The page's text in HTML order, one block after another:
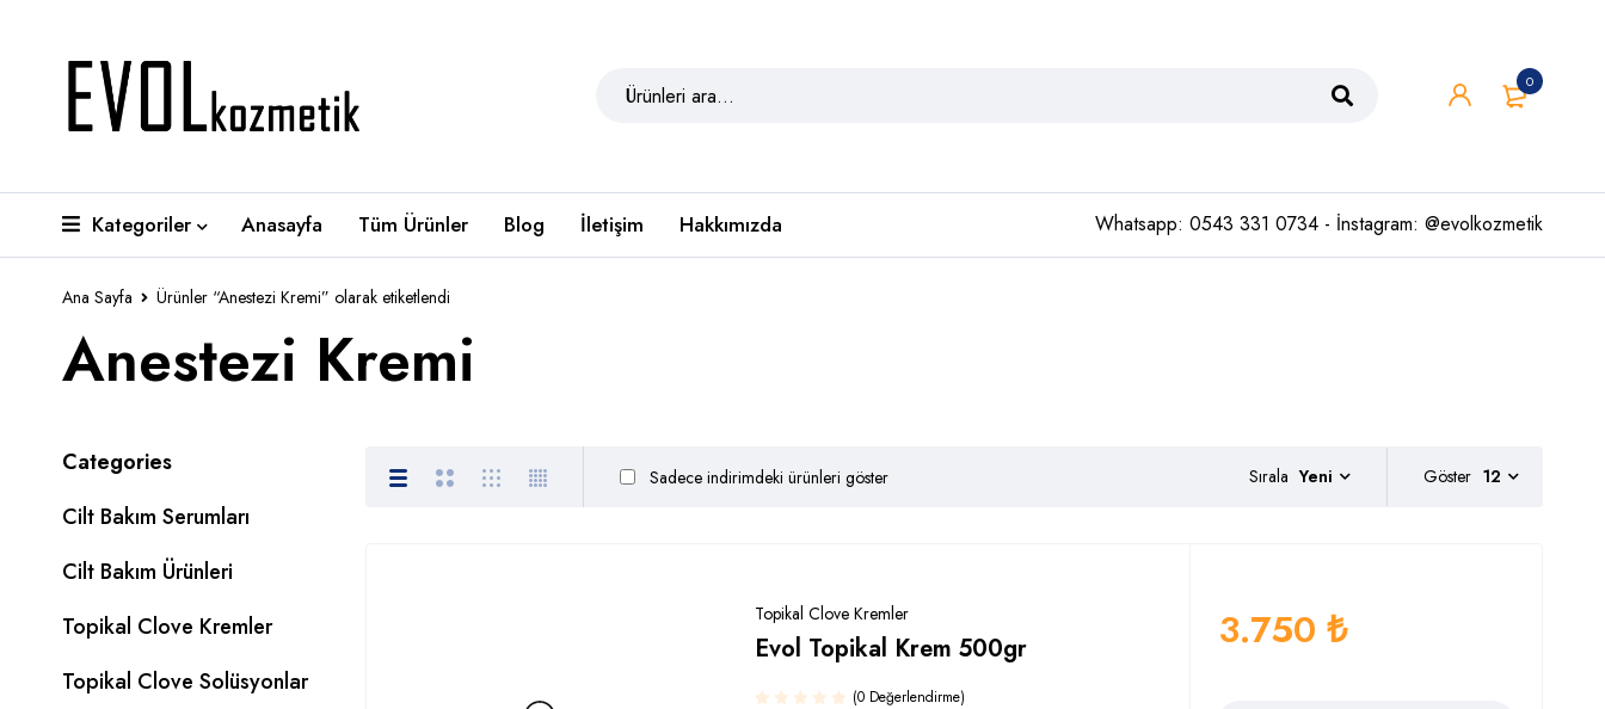
0
Kategoriler Anasayfa Tüm Ürünler Blog İletişim Hakkımızda Whatsapp: 0543 331 0734 - İnstagram: @evolkozmetik
Ana Sayfa Ürünler “Anestezi Kremi” olarak etiketlendi
Anestezi Kremi
Categories
Cilt Bakım Serumları
Cilt Bakım Ürünleri
Topikal Clove Kremler
Topikal Clove Solüsyonlar
Sırala Yeni
Sadece indirimdeki ürünleri göster Göster 12
Topikal Clove Kremler
Evol Topikal Krem 500gr
(0 Değerlendirme)
3.750 ₺